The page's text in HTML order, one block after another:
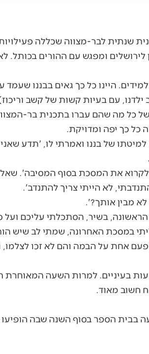
תכנית שנתית לבר-מצווה שכללה
ומפגש עם ההורים בכותל.
התחילה בשיר ששר וניגן המורה עם כ-4 תלמידים. היינו כל כך
ילדנו, עם בעיות קשות של קשב
מה שהם עברו בתכנית בר-המצווה.
כל כך יפה ומדויקת.
של בננו ואמרתי לו, 'תדע
לקרוא את המסכת בסוף המסיבה'.
לא הייתי צריך להתנדב'.
מבין אותך?'.
בשיר, הסתכלתי עליכם ועל
במסכת האחרונה, שמתי לב שיש
אחת על הבמה והם לא זכו לצלמו,
בעיניים. למרות השעה המאוחרת
חשוב מאוד.